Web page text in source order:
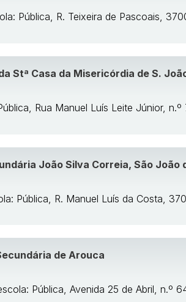
Pública, R. Teixeira de Pascoais,
Stª Casa da Misericórdia de S.
Rua Manuel Luís Leite Júnior,
João Silva Correia, São João
Pública, R. Manuel Luís da Costa,
de Arouca
Pública, Avenida 25 de Abril, n.º